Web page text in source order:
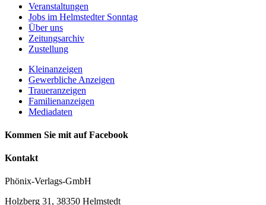
Veranstaltungen
Jobs im Helmstedter Sonntag
Über uns
Zeitungsarchiv
Zustellung
Kleinanzeigen
Gewerbliche Anzeigen
Traueranzeigen
Familienanzeigen
Mediadaten
Kommen Sie mit auf Facebook
Kontakt
Phönix-Verlags-GmbH
Holzberg 31, 38350 Helmstedt